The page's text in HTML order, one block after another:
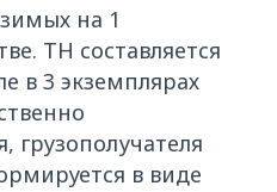
на 1
ТН составляется
в 3 экземплярах
грузополучателя
в виде